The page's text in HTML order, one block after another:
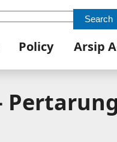
Search
Policy Arsip